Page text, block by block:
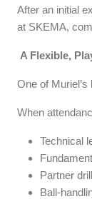
After an initial
at SKEMA,
A Flexible,
One of
When
Technical
Partner
Ball-